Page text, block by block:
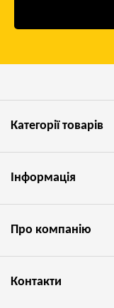
Категорії товарів
Інформація
Про компанію
Контакти